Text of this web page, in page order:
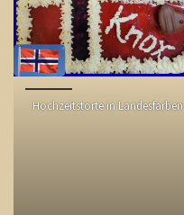
Hochzeitstorte in Landesfarben